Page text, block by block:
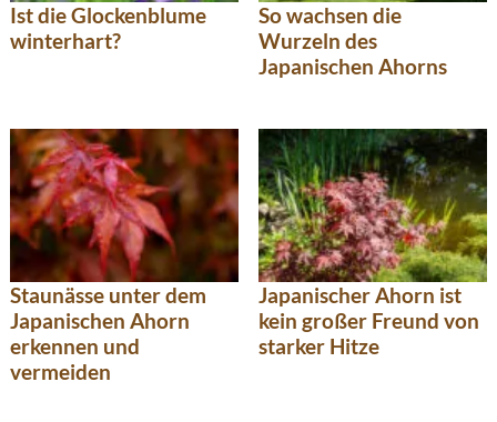
Ist die Glockenblume
winterhart?
So wachsen die
Wurzeln des
Japanischen Ahorns
Staunässe unter dem
Japanischen Ahorn
erkennen und
vermeiden
Japanischer Ahorn ist
kein großer Freund von
starker Hitze